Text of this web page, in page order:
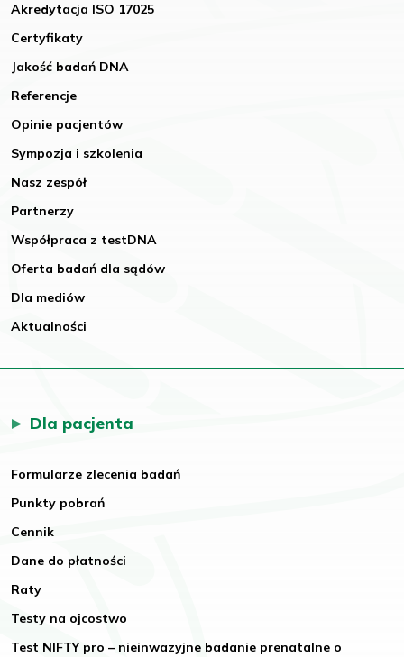
Akredytacja ISO 17025
Certyfikaty
Jakość badań DNA
Referencje
Opinie pacjentów
Sympozja i szkolenia
Nasz zespół
Partnerzy
Współpraca z testDNA
Oferta badań dla sądów
Dla mediów
Aktualności
Dla pacjenta
Formularze zlecenia badań
Punkty pobrań
Cennik
Dane do płatności
Raty
Testy na ojcostwo
Test NIFTY pro – nieinwazyjne badanie prenatalne o